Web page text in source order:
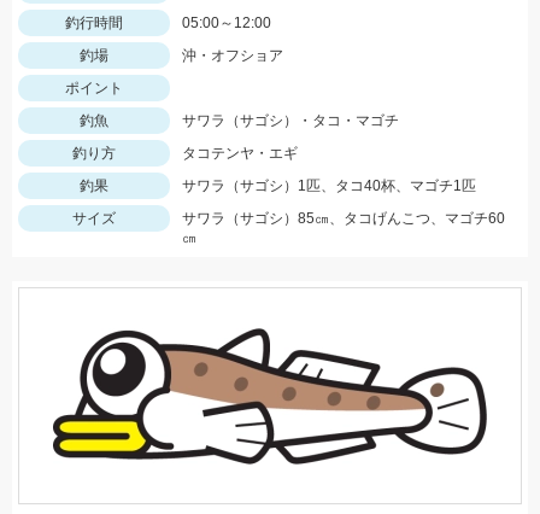
釣行時間
05:00～12:00
釣場
沖・オフショア
ポイント
釣魚
サワラ（サゴシ）・タコ・マゴチ
釣り方
タコテンヤ・エギ
釣果
サワラ（サゴシ）1匹、タコ40杯、マゴチ1匹
サイズ
サワラ（サゴシ）85㎝、タコげんこつ、マゴチ60
㎝